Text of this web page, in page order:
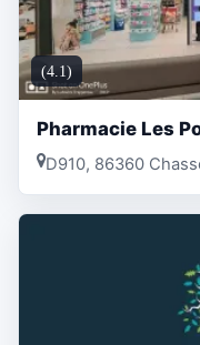
(4.1)
Pharmacie Les
D910, 86360